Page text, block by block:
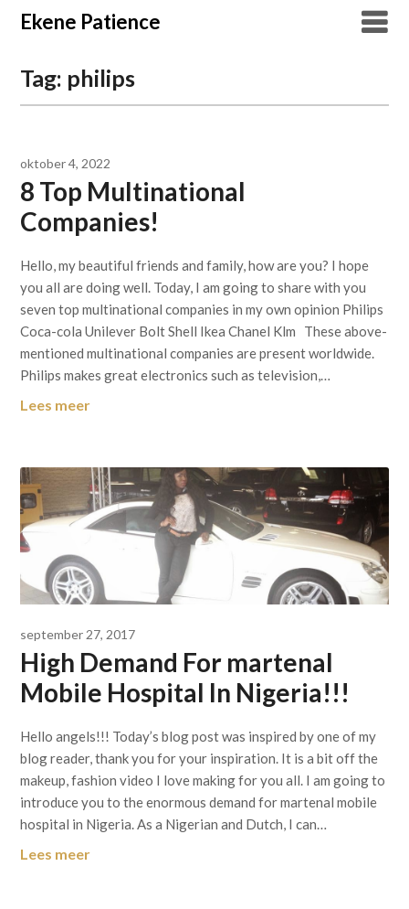
Overslaan
naar
Ekene Patience
Tag: philips
oktober 4, 2022
8 Top Multinational
Companies!
Hello, my beautiful friends and family, how are you? I hope
you all are doing well. Today, I am going to share with you
seven top multinational companies in my own opinion Philips
Coca-cola Unilever Bolt Shell Ikea Chanel Klm These above-
mentioned multinational companies are present worldwide.
Philips makes great electronics such as television,…
Lees meer
september 27, 2017
High Demand For martenal
Mobile Hospital In Nigeria!!!
Hello angels!!! Today’s blog post was inspired by one of my
blog reader, thank you for your inspiration. It is a bit off the
makeup, fashion video I love making for you all. I am going to
introduce you to the enormous demand for martenal mobile
hospital in Nigeria. As a Nigerian and Dutch, I can…
Lees meer